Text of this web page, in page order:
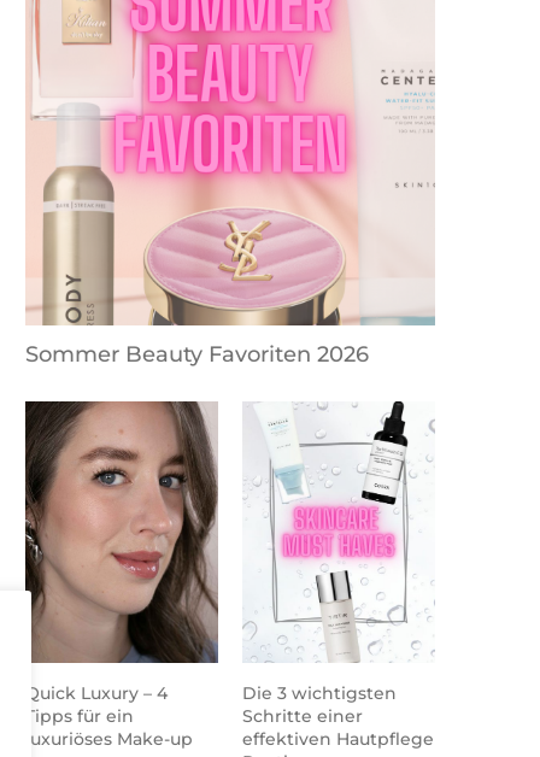
Satin Rock Outfit Ideen für die
Feiertage
Digitale Outfit Planung &
Inventur
Sommer Beauty Favoriten 2026
Quick Luxury – 4
Tipps für ein
luxuriöses Make-up
Die 3 wichtigsten
Schritte einer
effektiven Hautpflege